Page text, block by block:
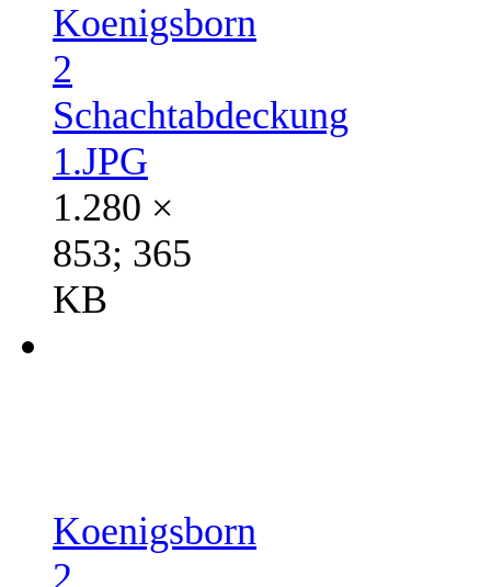
Koenigsborn
2
Schachtabdeckung
1.JPG
1.280 ×
853; 365
KB
Koenigsborn
2